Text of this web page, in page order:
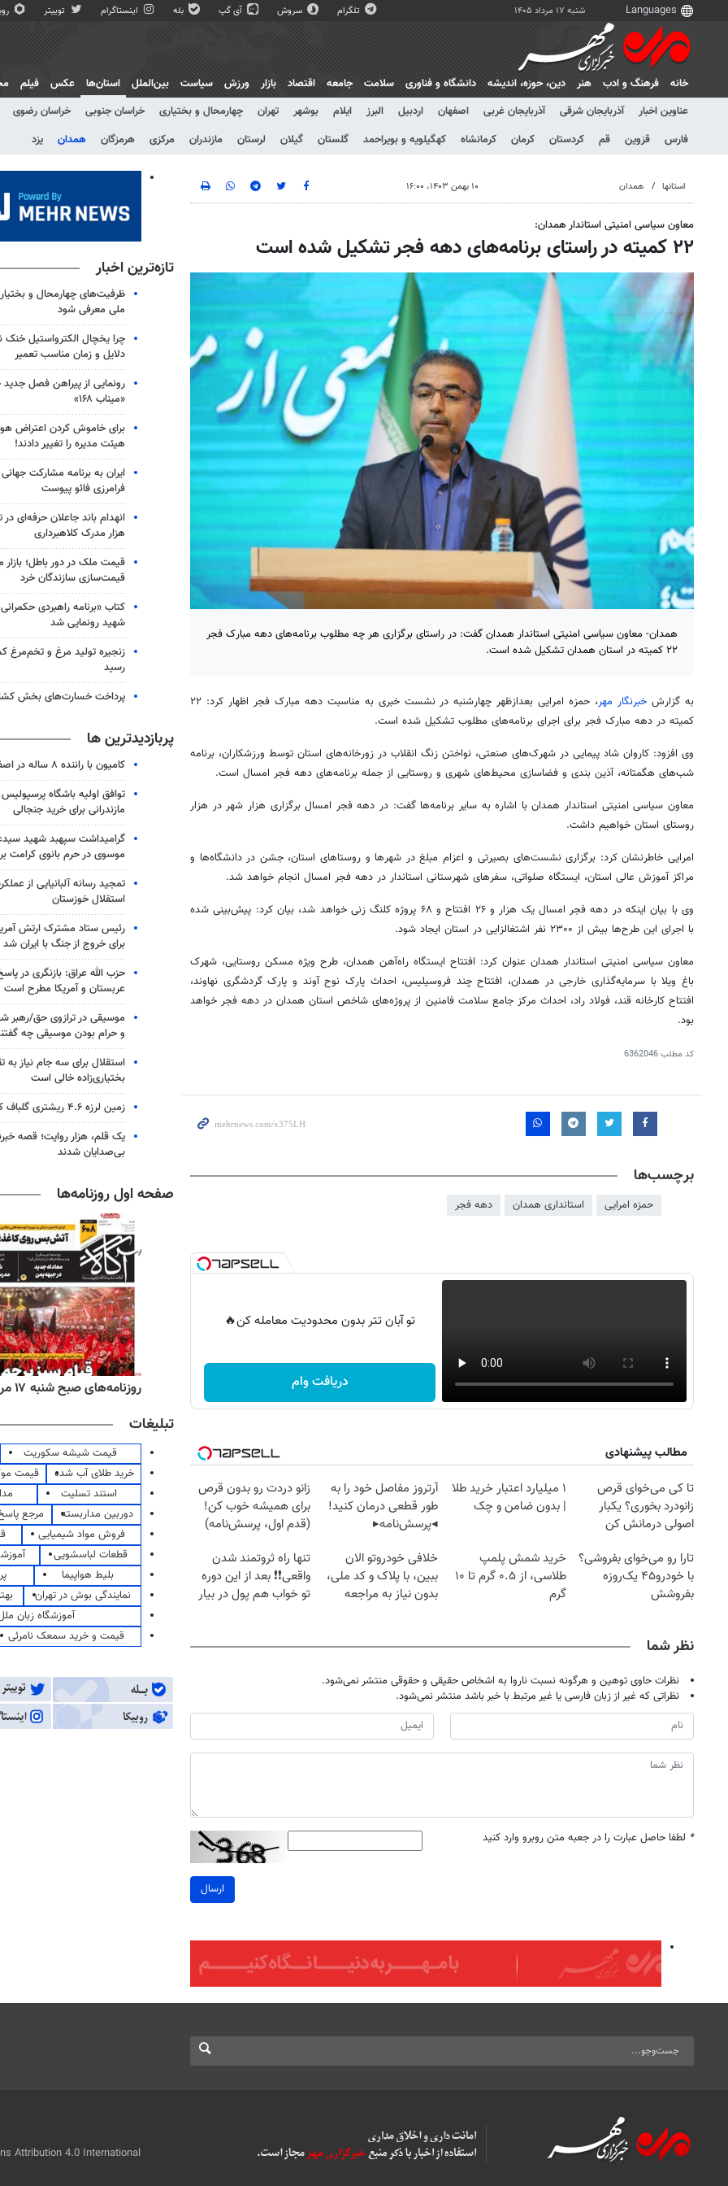
شنبه ۱۷ مرداد ۱۴۰۵ تلگرام سروش آی گپ بله اینستاگرام توییتر
خانه فرهنگ و ادب هنر دين، حوزه، انديشه دانشگاه و فناوری سلامت جامعه اقتصاد بازار ورزش سیاست بین‌الملل
استان‌ها
عناوین اخبار
آذربایجان شرقی آذربایجان غربی اصفهان اردبیل البرز ایلام بوشهر تهران چهارمحال و بختیاری خراسان جنوبی خراسان رضوی
فارس
قزوین قم کردستان کرمان کرمانشاه کهگیلویه و بویراحمد گلستان گیلان لرستان مازندران مرکزی هرمزگان همدان یزد
عکس فیلم
استانها همدان ۱۰ بهمن ۱۴۰۳، ۱۶:۰۰
معاون سیاسی امنیتی استاندار همدان:
۲۲ کمیته در راستای برنامه‌های دهه فجر تشکیل شده است
همدان- معاون سیاسی امنیتی استاندار همدان گفت: در راستای برگزاری هر چه مطلوب برنامه‌های دهه مبارک فجر
۲۲ کمیته در استان همدان تشکیل شده است.
به گزارش خبرنگار مهر
، حمزه امرایی بعدازظهر چهارشنبه در نشست خبری به مناسبت دهه مبارک فجر اظهار کرد: ۲۲
کمیته در دهه مبارک فجر برای اجرای برنامه‌های مطلوب تشکیل شده است.
وی افزود: کاروان شاد پیمایی در شهرک‌های صنعتی، نواختن زنگ انقلاب در زورخانه‌های استان توسط ورزشکاران، برنامه
شب‌های هگمتانه، آذین بندی و فضاسازی محیط‌های شهری و روستایی از جمله برنامه‌های دهه فجر امسال است.
معاون سیاسی امنیتی استاندار همدان با اشاره به سایر برنامه‌ها گفت: در دهه فجر امسال برگزاری هزار شهر در هزار
روستای استان خواهیم داشت.
امرایی خاطرنشان کرد: برگزاری نشست‌های بصیرتی و اعزام مبلغ در شهرها و روستاهای استان، جشن در دانشگاه‌ها و
مراکز آموزش عالی استان، ایستگاه صلواتی، سفرهای شهرستانی استاندار در دهه فجر امسال انجام خواهد شد.
وی با بیان اینکه در دهه فجر امسال یک هزار و ۲۶ افتتاح و ۶۸ پروژه کلنگ زنی خواهد شد، بیان کرد: پیش‌بینی شده
با اجرای این طرح‌ها بیش از ۲۳۰۰ نفر اشتغالزایی در استان ایجاد شود.
معاون سیاسی امنیتی استاندار همدان عنوان کرد: افتتاح ایستگاه راه‌آهن همدان، طرح ویژه مسکن روستایی، شهرک
باغ ویلا با سرمایه‌گذاری خارجی در همدان، افتتاح چند فروسیلیس، احداث پارک نوحآوند و پارک گردشگری نهاوند،
افتتاح کارخانه قند، فولاد راد، احداث مرکز جامع سلامتفامنین از پروژه‌های شاخص استان همدان در دهه فجر خواهد
بود.
کد مطلب6362046
برچسب‌ها
حمزه امرایی استانداری همدان دهه فجر
تو آبان تتر بدون محدودیت معامله کن🔥
دریافت وام
مطالب پیشنهادی
تا کی می‌خوای قرص
زانودرد بخوری؟ یکبار
اصولی درمانش کن
۱ میلیارد اعتبار خرید طلا
| بدون ضامن و چک
آرتروز مفاصل خود را به
طور قطعی درمان کنید!
◂پرسش‌نامه▸
زانو دردت رو بدون قرص
برای همیشه خوب کن!
(قدم اول، پرسش‌نامه)
تارا رو می‌خوای بفروشی؟
با خودرو۴۵ یک‌روزه
بفروشش
خرید شمش پلمپ
طلاسی، از ۰.۵ گرم تا ۱۰
گرم
خلافی خودروتو الان
ببین، با پلاک و کد ملی،
بدون نیاز به مراجعه
تنها راه ثروتمند شدن
واقعی❗❗ بعد از این دوره
تو خواب هم پول در بیار
نظر شما
نظرات حاوی توهین و هرگونه نسبت ناروا به اشخاص حقیقی و حقوقی منتشر نمی‌شود.
نظراتی که غیر از زبان فارسی یا غیر مرتبط با خبر باشد منتشر نمی‌شود.
* لطفا حاصل عبارت را در جعبه متن روبرو وارد کنید
ارسال
تازه‌ترین اخبار
ظرفیت‌های چهارمحال و
ملی معرفی شود
چرا یخچال الکترواستیل
دلایل و زمان مناسب تعمیر
رونمایی از پیراهن فصل جدید
«میناب ۱۶۸»
برای خاموش کردن اعتراض
هیئت مدیره را تغییر دادند!
ایران به برنامه مشارکت
فرامرزی فائو پیوست
هزار مدرک کلاهبرداری
قیمت ملک در دور باطل؛
قیمت‌سازی سازندگان خرد
کتاب «برنامه راهبردی
شهید رونمایی شد
زنجیره تولید مرغ و تخم‌مرغ
رسید
پرداخت خسارت‌های بخش
پربازدیدترین ها
کامیون با راننده ۸ ساله در اصفهان توقیف شد
توافق اولیه باشگاه
مازندرانی برای خرید جنجالی
گرامیداشت سپهبد شهید
موسوی در حرم بانوی کرامت
تمجید رسانه آلبانیایی از
استقلال خوزستان
رئیس ستاد مشترک ارتش
برای خروج از جنگ با ایران شد
حزب الله عراق: بازنگری در
عربستان و آمریکا مطرح است
موسیقی در ترازوی حق/رهبر
و حرام بودن موسیقی چه
استقلال برای سه جام نیاز
بختیاری‌زاده خالی است
زمین لرزه ۴.۶ ریشتری گلباف کرمان را لرزاند
یک قلم، هزار روایت؛ قصه
بی‌صدایان شدند
صفحه اول روزنامه‌ها
روزنامه‌های اقتصادی شنبه ۱۷ مرداد ۱۴۰۵ روزنامه‌های ورزشی شنبه ۱۷ مرداد ۱۴۰۵ روزنامه‌های صبح شنبه ۱۷ مرداد ۱۴۰۵
تبلیغات
قیمت شیشه سکوریت
خرید طلای آب شده
قیمت
استند تسلیت
دوربین مداربسته
مرجع
فروش مواد شیمیایی
قطعات لباسشویی
بلیط هواپیما
نمایندگی بوش در تهران
آموزشگاه زبان
قیمت و خرید سمعک نامرئی
Attribution 4.0 International